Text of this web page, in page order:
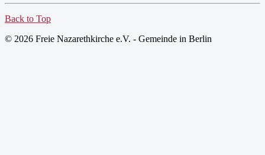
Back to Top
© 2026 Freie Nazarethkirche e.V. - Gemeinde in Berlin